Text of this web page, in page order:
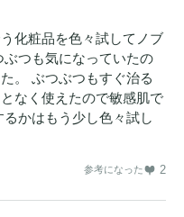
化粧品を色々試してノブ
つも気になっていたの
。 ぶつぶつもすぐ治る
なく使えたので敏感肌で
かはもう少し色々試し
参考になった 2